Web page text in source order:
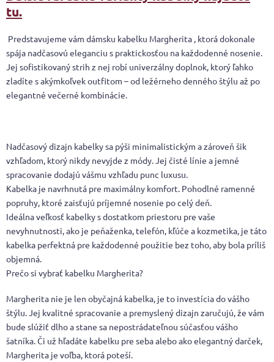
tu.
Predstavujeme vám dámsku kabelku Margherita , ktorá dokonale
spája nadčasovú eleganciu s praktickosťou na každodenné nosenie.
Jej sofistikovaný strih z nej robí univerzálny doplnok, ktorý ľahko
zladíte s akýmkoľvek outfitom – od ležérneho denného štýlu až po
elegantné večerné kombinácie.
Nadčasový dizajn kabelky sa pýši minimalistickým a zároveň šik
vzhľadom, ktorý nikdy nevyjde z módy. Jej čisté línie a jemné
spracovanie dodajú vášmu vzhľadu punc luxusu.
Kabelka je navrhnutá pre maximálny komfort. Pohodlné ramenné
popruhy, ktoré zaisťujú príjemné nosenie po celý deň.
Ideálna veľkosť kabelky s dostatkom priestoru pre vaše
nevyhnutnosti, ako je peňaženka, telefón, kľúče a kozmetika, je táto
kabelka perfektná pre každodenné použitie bez toho, aby bola príliš
objemná.
Prečo si vybrať kabelku Margherita?
Margherita nie je len obyčajná kabelka, je to investícia do vášho
štýlu. Jej kvalitné spracovanie a premyslený dizajn zaručujú, že vám
bude slúžiť dlho a stane sa nepostrádateľnou súčasťou vášho
šatníka. Či už hľadáte kabelku pre seba alebo ako elegantný darček,
Margherita je voľba, ktorá poteší.